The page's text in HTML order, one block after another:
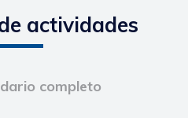
actividades
completo